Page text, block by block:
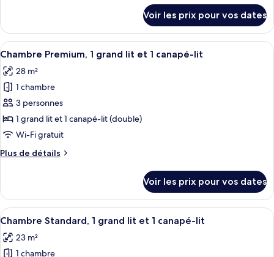
grand
lit
et
1
canapé-
lit,
vue
parc
le
type
de
Chambre
Premium,
grand
lit
et
canapé-
Voir les prix pour vos dates
Afficher
toutes
les
photos
pour
ce
type
chambre :
grand
lit
et
Une chambre d’hôtel avec un grand
4
Chambre Premium, 1 grand lit et 1 canapé-lit
28 m²
1 chambre
3 personnes
1 grand lit et 1 canapé-lit (double)
Wi-Fi gratuit
Plus de détails
Plus
le
type
de
Chambre
Premium,
Voir les prix pour vos dates
Afficher
toutes
les
Une chambre d’hôtel avec un grand
5
Chambre Standard, 1 grand lit et 1 canapé-lit
23 m²
1 chambre